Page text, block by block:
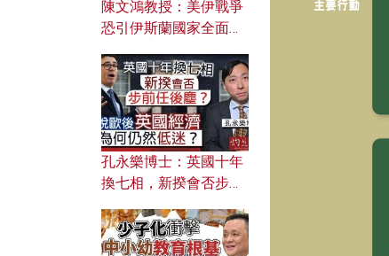
陳文鴻教授：美伊戰爭
恐引伊斯蘭國家全面反
對付北約美國？
孔永樂博士：英國十年
換七相，新揆會否步前
濟為何仍然低迷？